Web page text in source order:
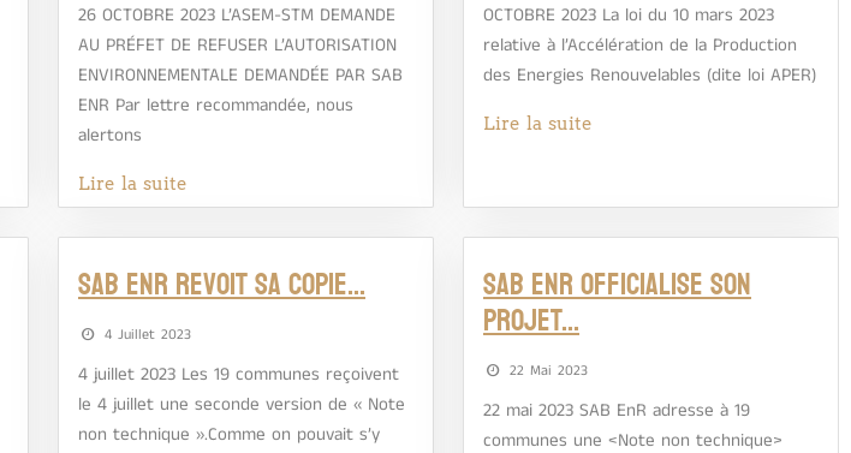
26 OCTOBRE 2023 L’ASEM-STM DEMANDE
AU PRÉFET DE REFUSER L’AUTORISATION
ENVIRONNEMENTALE DEMANDÉE PAR SAB
ENR Par lettre recommandée, nous
alertons
Lire la suite
OCTOBRE 2023 La loi du 10 mars 2023
relative à l’Accélération de la Production
des Energies Renouvelables (dite loi APER)
Lire la suite
SAB ENR REVOIT SA COPIE…
4 Juillet 2023
4 juillet 2023 Les 19 communes reçoivent
le 4 juillet une seconde version de « Note
non technique ».Comme on pouvait s’y
SAB ENR OFFICIALISE SON
PROJET…
22 Mai 2023
22 mai 2023 SAB EnR adresse à 19
communes une <Note non technique>